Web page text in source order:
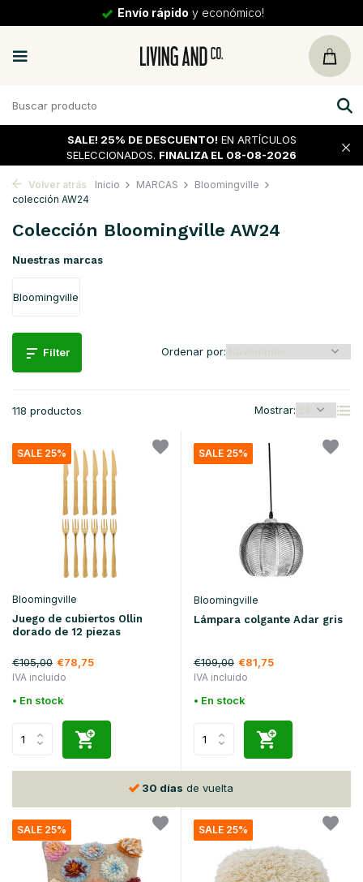
30 díasde vuelta
SALE! 25% DE DESCUENTO! EN ARTÍCULOS
SELECCIONADOS. FINALIZA EL 08-08-2026
Volver atrás Inicio MARCAS
Bloomingville
colección AW24
Colección Bloomingville AW24
Nuestras marcas
Bloomingville
Filter
118 productos Mostrar:
Ordenar por:
SALE 25%
Bloomingville
Juego de cubiertos Ollin
dorado de 12 piezas
€105,00 €78,75
IVA incluido
• En stock
SALE 25%
Bloomingville
Lámpara colgante Adar gris
€109,00 €81,75
IVA incluido
• En stock
30 días de vuelta
SALE 25% SALE 25%